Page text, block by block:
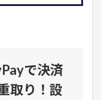
で決済
取り！設